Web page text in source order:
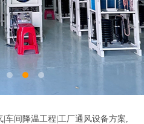
车间降温工程|工厂通风设备方案,